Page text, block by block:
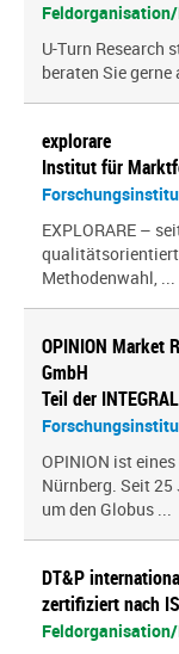
U-Turn
beraten Sie
explorare
Institut für
EXPLORARE –
Methodenwahl, ...
OPINION Market
GmbH
Teil der
OPINION ist
Nürnberg. Seit
um den Globus ...
DT&P
zertifiziert nach